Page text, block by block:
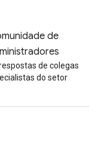
de
de colegas
do setor